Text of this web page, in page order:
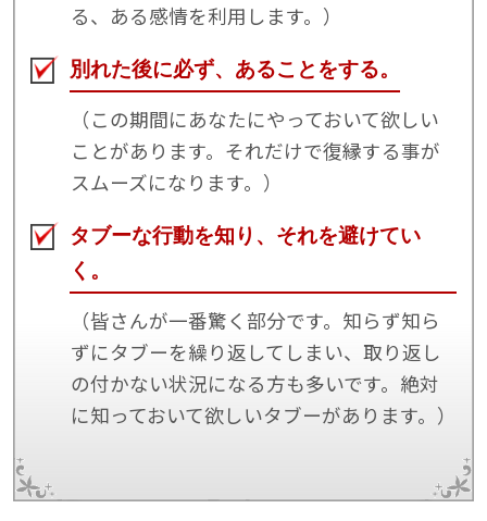
る、ある感情を利用します。）
別れた後に必ず、あることをする。
（この期間にあなたにやっておいて欲しい
ことがあります。それだけで復縁する事が
スムーズになります。）
タブーな行動を知り、それを避けてい
く。
（皆さんが一番驚く部分です。知らず知ら
ずにタブーを繰り返してしまい、取り返し
の付かない状況になる方も多いです。絶対
に知っておいて欲しいタブーがあります。）